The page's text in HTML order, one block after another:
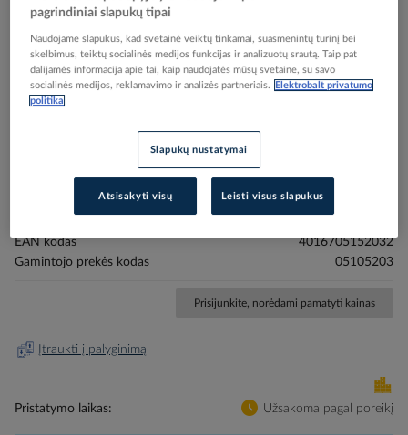
Skip
Reali prekė gali skirtis nuo pavaizduotos nuotraukoje
PEMG5 - PROTEC
EAN kodas
4016705152032
Gamintojo prekės kodas
05105203
Prisijunkite, norėdami pamatyti kainas
Įtraukti į palyginimą
Pristatymo laikas Užsakoma pagal poreikį
pagrindiniai slapukų tipai
Naudojame slapukus, kad svetainė veiktų tinkamai, suasmenintų turinį bei
skelbimus, teiktų socialinės medijos funkcijas ir analizuotų srautą. Taip pat
dalijamės informacija apie tai, kaip naudojatės mūsų svetaine, su savo
socialinės medijos, reklamavimo ir analizės partneriais.
Elektrobalt privatumo
politika
Slapukų nustatymai
Atsisakyti visų Leisti visus slapukus